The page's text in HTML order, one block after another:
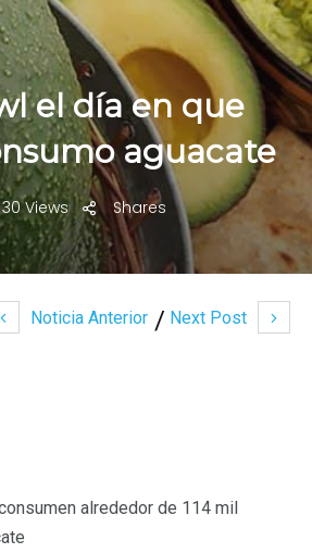
Noticia Anterior Next Post
el día en que
aguacate
Views Shares
alrededor de 114 mil